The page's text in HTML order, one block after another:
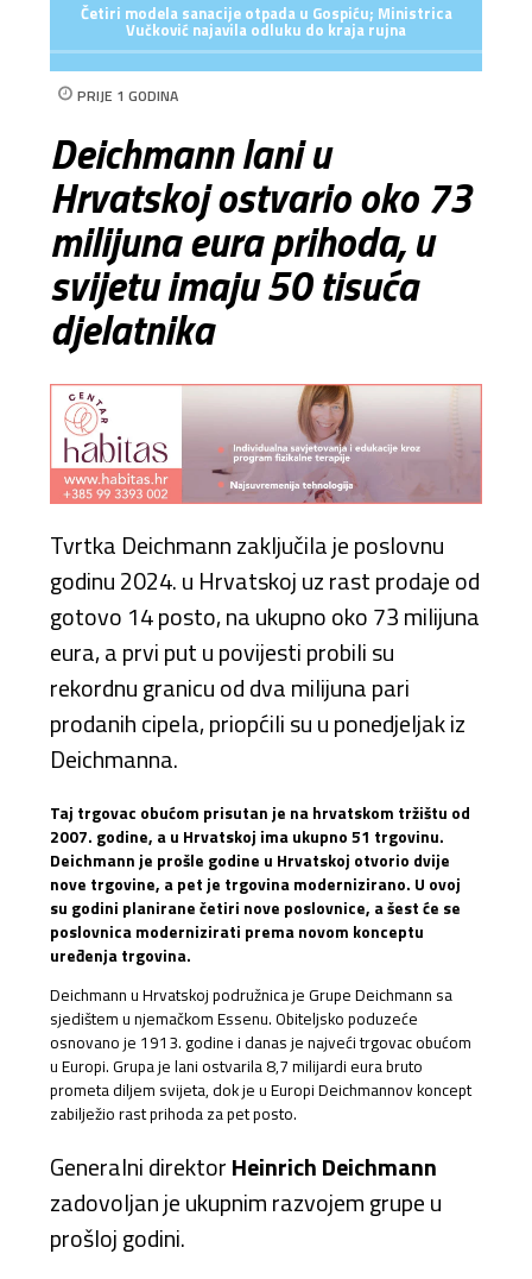
Četiri modela sanacije otpada u Gospiću; Ministrica
Vučković najavila odluku do kraja rujna
PRIJE 1 GODINA
Deichmann lani u
Hrvatskoj ostvario oko 73
milijuna eura prihoda, u
svijetu imaju 50 tisuća
djelatnika
Tvrtka Deichmann zaključila je poslovnu
godinu 2024. u Hrvatskoj uz rast prodaje od
gotovo 14 posto, na ukupno oko 73 milijuna
eura, a prvi put u povijesti probili su
rekordnu granicu od dva milijuna pari
prodanih cipela, priopćili su u ponedjeljak iz
Deichmanna.
Taj trgovac obućom prisutan je na hrvatskom tržištu od
2007. godine, a u Hrvatskoj ima ukupno 51 trgovinu.
Deichmann je prošle godine u Hrvatskoj otvorio dvije
nove trgovine, a pet je trgovina modernizirano. U ovoj
su godini planirane četiri nove poslovnice, a šest će se
poslovnica modernizirati prema novom konceptu
uređenja trgovina.
Deichmann u Hrvatskoj podružnica je Grupe Deichmann sa
sjedištem u njemačkom Essenu. Obiteljsko poduzeće
osnovano je 1913. godine i danas je najveći trgovac obućom
u Europi. Grupa je lani ostvarila 8,7 milijardi eura bruto
prometa diljem svijeta, dok je u Europi Deichmannov koncept
zabilježio rast prihoda za pet posto.
Generalni direktorHeinrich Deichmann
zadovoljan je ukupnim razvojem grupe u
prošloj godini.